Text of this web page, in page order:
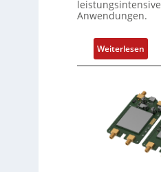
e
m
e
n
t
m
i
t
S
p
leistungsintensive
Anwendungen.
Weiterlesen:
1
-
Z
o
l
l